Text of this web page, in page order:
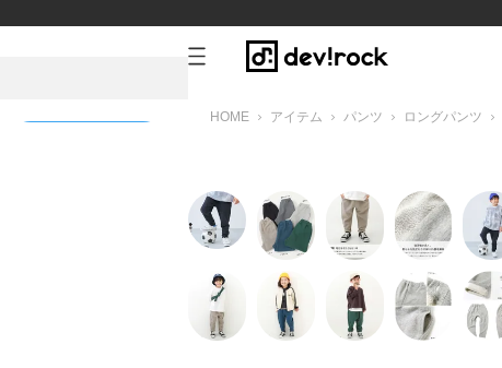
HOME アイテム パンツ ロングパンツ